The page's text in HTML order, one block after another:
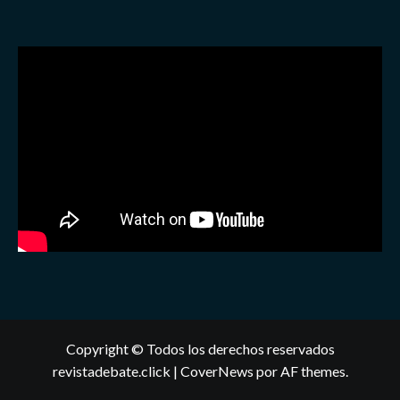
Copyright © Todos los derechos reservados
revistadebate.click | CoverNews por AF themes.